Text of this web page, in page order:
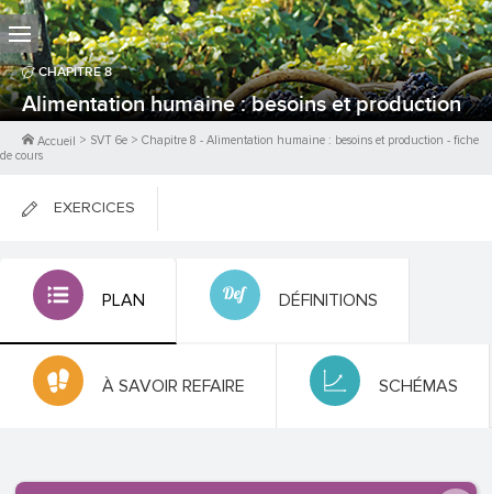
CHAPITRE8
Alimentation humaine : besoins et production
Accueil > SVT 6e > Chapitre 8 - Alimentation humaine : besoins et production - fiche
de cours
EXERCICES
FICHES DE COURS
PLAN DÉFINITIONS
À SAVOIR REFAIRE SCHÉMAS